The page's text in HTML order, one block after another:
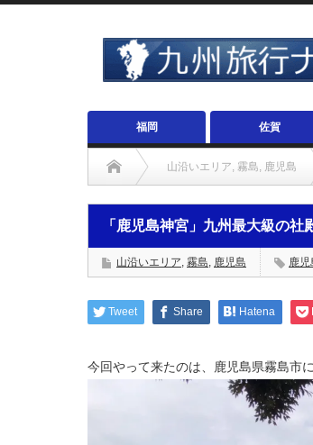
福岡 佐賀
山沿いエリア, 霧島, 鹿児島
「鹿児島神宮」九州最大級の社
山沿いエリア, 霧島, 鹿児島 鹿
Tweet Share Hatena
今回やって来たのは、鹿児島県霧島市